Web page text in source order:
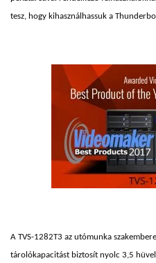
tesz, hogy kihasználhassuk a
A TVS-1282T3 az utómunka
tárolókapacitást biztosít nyolc 3,5